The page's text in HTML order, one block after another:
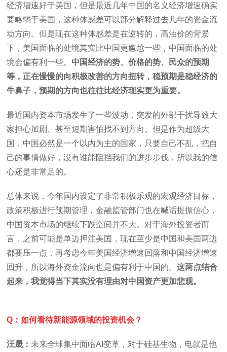
经济增速好于美国，但是最近几年中国的名义经济增速确实
要略弱于美国，这种体感差可以部分解释过去几年的资金流
动方向。但是现在这种体感差是在逆转的，高油价的背景
下，美国面临的处境其实比中国更尴尬一些，中国面临的处
境会偏有利一些。 中国经济的势、价格的势、民众的预期
等，正在慢慢的向积极改善的方向扭转，稳预期是稳经济的
牛鼻子，预期的方向也往往比经济现实更为重要。
最近国内资本市场发生了一些波动，突发的外部干扰导致大
家担心加剧、甚至短期害怕找不到方向。但是作为超级大
国，中国必然是一个以内为主的国家，只要自己不乱，把自
己的事情做好，没有谁能阻挡我们的进步步伐，所以我的信
心还是非常足的。
总体来说，今年国内设定了非常积极乐观的宏观经济目标，
政策积极进行预期管理，金融监管部门也在喊话提振信心，
中国资本市场的继续下跌空间并不大。对于海外投资者而
言，之前可能是单边押注美国，现在至少是中国和美国两边
都要压一点，再考虑今年美国经济增速回落和中国经济增速
回升，所以海外资金流向也是偏有利于中国的。这两点结合
起来，我觉得当下其实没有理由对中国资产更加悲观。
Q：如何看待新能源领域的投资机会？
汪晟： 未来全球集中面临AI变革，对于硅基生物，电就是他